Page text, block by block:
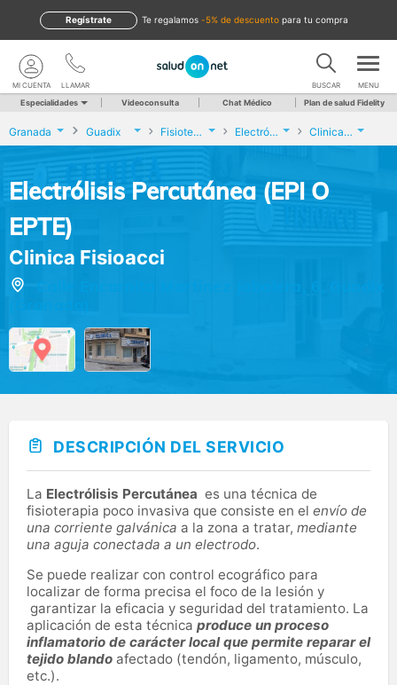
te regalamos -5% de descuento para tu compra
Regístrate
LLAMAR
MI CUENTA BUSCAR MENU
Especialidades Videoconsulta Chat Médico Plan de salud Fidelity
Granada Guadix Fisioterapia Electrólisis Percutánea (EPI O EPTE) Clinica Fisioacci
Electrólisis Percutánea (EPI O
EPTE)
Clinica Fisioacci
DESCRIPCIÓN DEL SERVICIO
La Electrólisis Percutánea es una técnica de
fisioterapia poco invasiva que consiste en el envío de
una corriente galvánica a la zona a tratar, mediante
una aguja conectada a un electrodo.
Se puede realizar con control ecográfico para
localizar de forma precisa el foco de la lesión y
garantizar la eficacia y seguridad del tratamiento. La
aplicación de esta técnica produce un proceso
inflamatorio de carácter local que permite reparar el
tejido blando afectado (tendón, ligamento, músculo,
etc.).